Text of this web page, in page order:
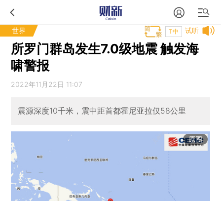
世界 试听
T中
所罗门群岛发生7.0级地震 触发海
啸警报
2022年11月22日 11:07
震源深度10千米，震中距首都霍尼亚拉仅58公里
原图